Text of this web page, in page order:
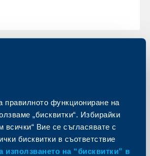
правилното функциониране на
„бисквитки“. Избирайки
всички“ Вие се съгласявате с
бисквитки в съответствие
на “бисквитки” в
(България) за
на проекти на
фирми